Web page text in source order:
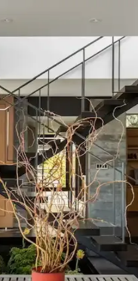
mekanın estetik
Kalın keten ve karartma
ve yeşil tonları farklı atmosferler
ve estetik dengelenir, mekanın
uyumlu renk ve desen önerileri
estetik ve fonksiyonelliğini nasıl